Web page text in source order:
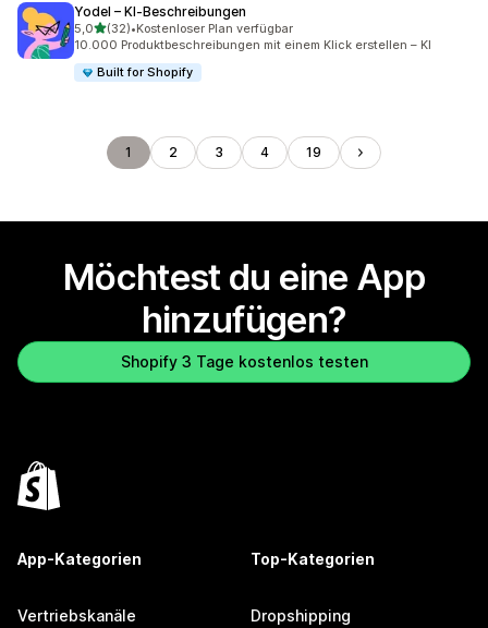
Yodel – KI‑Beschreibungen
5,0von 5 Sternen
(32)
32 Rezensionen insgesamt
•Kostenloser Plan verfügbar
10.000 Produktbeschreibungen mit einem Klick erstellen – KI
Built for Shopify
1 2 3 4 19
Möchtest du eine App
hinzufügen?
Shopify 3 Tage kostenlos testen
App-Kategorien
Vertriebskanäle
Top-Kategorien
Dropshipping